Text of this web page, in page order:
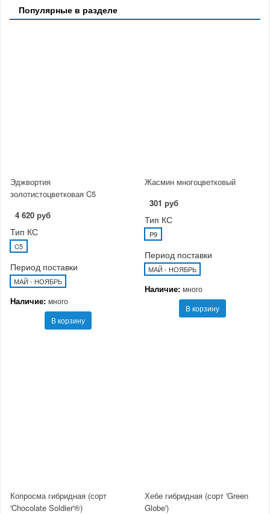
Популярные в разделе
Эджвортия
золотистоцветковая C5
4 620 руб
Тип КС
C5
Период поставки
МАЙ - НОЯБРЬ
Наличие: много
В корзину
Жасмин многоцветковый
301 руб
Тип КС
P9
Период поставки
МАЙ - НОЯБРЬ
Наличие: много
В корзину
Копросма гибридная (сорт
'Chocolate Soldier'®)
Хебе гибридная (сорт 'Green
Globe')